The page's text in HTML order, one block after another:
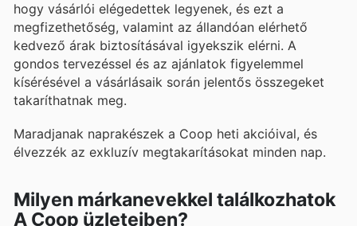
hogy vásárlói elégedettek legyenek, és ezt a
megfizethetőség, valamint az állandóan elérhető
kedvező árak biztosításával igyekszik elérni. A
gondos tervezéssel és az ajánlatok figyelemmel
kísérésével a vásárlásaik során jelentős összegeket
takaríthatnak meg.
Maradjanak naprakészek a Coop heti akcióival, és
élvezzék az exkluzív megtakarításokat minden nap.
Milyen márkanevekkel találkozhatok
A Coop üzleteiben?